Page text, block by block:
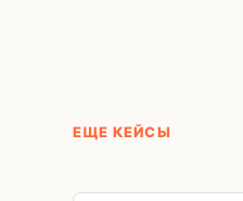
ЕЩЕ КЕЙСЫ